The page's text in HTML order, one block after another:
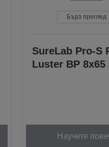
Бърз преглед
SureLab Pro-S
Luster BP
Научете